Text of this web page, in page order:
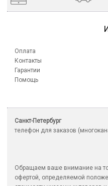
Оплата
Контакты
Гарантии
Помощь
Санкт-Петербург
телефон для заказов
Обращаем ваше внимание на
офертой, определяемой